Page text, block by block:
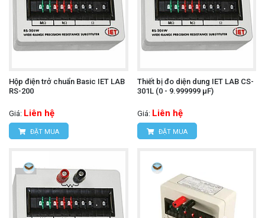
Hộp điện trở chuẩn Basic IET LAB
RS-200
Giá: Liên hệ
ĐẶT MUA
Thiết bị đo diện dung IET LAB CS-
301L (0 - 9.999999 μF)
Giá: Liên hệ
ĐẶT MUA